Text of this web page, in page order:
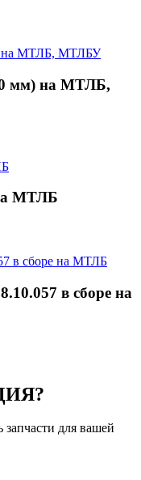
мм) на МТЛБ,
МТЛБ
в сборе на
для вашей